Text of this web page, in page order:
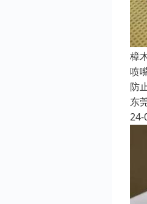
樟
喷
防
东
24-